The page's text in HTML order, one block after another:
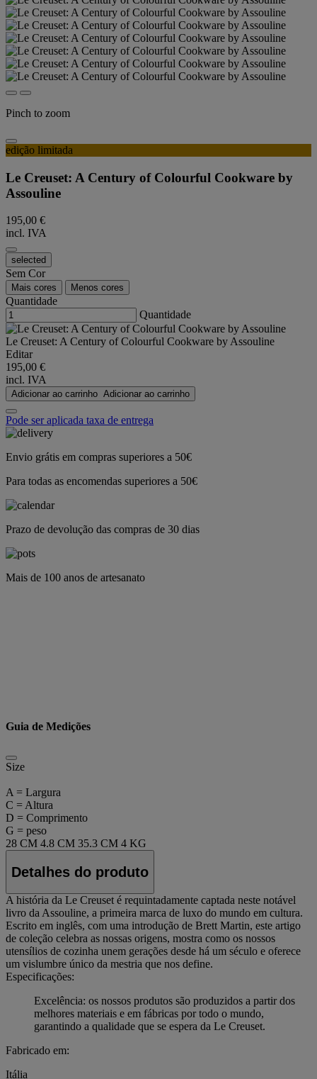
Pinch to zoom
edição limitada
Le Creuset: A Century of Colourful Cookware by
Assouline
195,00 €
incl. IVA
selected
Sem Cor
Mais cores Menos cores
Quantidade
Quantidade
Le Creuset: A Century of Colourful Cookware by Assouline
Editar
195,00 €
incl. IVA
Adicionar ao carrinho Adicionar ao carrinho
Pode ser aplicada taxa de entrega
Envio grátis em compras superiores a 50€
Para todas as encomendas superiores a 50€
Prazo de devolução das compras de 30 dias
Mais de 100 anos de artesanato
Guia de Medições
Size
A = Largura
C = Altura
D = Comprimento
G = peso
28 CM 4.8 CM 35.3 CM 4 KG
Detalhes do produto
A história da Le Creuset é requintadamente captada neste notável
livro da Assouline, a primeira marca de luxo do mundo em cultura.
Escrito em inglês, com uma introdução de Brett Martin, este artigo
de coleção celebra as nossas origens, mostra como os nossos
utensílios de cozinha unem gerações desde há um século e oferece
um vislumbre único da mestria que nos define.
Especificações:
Excelência: os nossos produtos são produzidos a partir dos
melhores materiais e em fábricas por todo o mundo,
garantindo a qualidade que se espera da Le Creuset.
Fabricado em:
Itália